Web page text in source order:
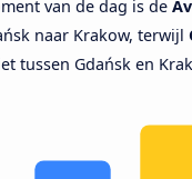
van de dag is de
naar Krakow, terwijl
tussen Gdańsk en